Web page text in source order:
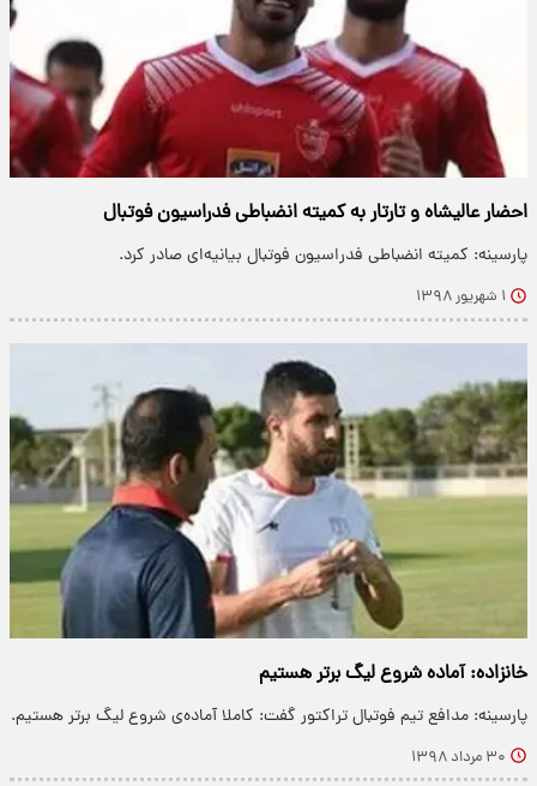
احضار عالیشاه و تارتار به کمیته انضباطی فدراسیون فوتبال
پارسینه: کمیته انضباطی فدراسیون فوتبال بیانیه‌ای صادر کرد.
۱ شهریور ۱۳۹۸
خانزاده: آماده شروع لیگ برتر هستیم
پارسینه: مدافع تیم فوتبال تراکتور گفت: کاملا آماده‌ی شروع لیگ برتر هستیم.
۳۰ مرداد ۱۳۹۸